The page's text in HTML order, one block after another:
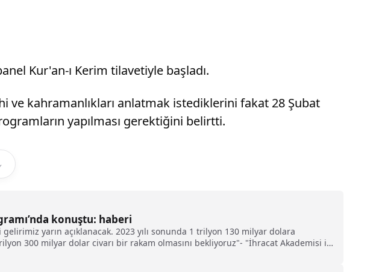
Kur'an-ı Kerim tilavetiyle başladı.
ve kahramanlıkları anlatmak istediklerini fakat 28 Şubat
yapılması gerektiğini belirtti.
konuştu: haberi
gelirimiz yarın açıklanacak. 2023 yılı sonunda 1 trilyon 130 milyar dolara
300 milyar dolar civarı bir rakam olmasını bekliyoruz"- "İhracat Akademisi ile